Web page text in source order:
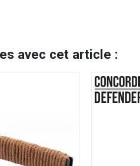
avec cet article :